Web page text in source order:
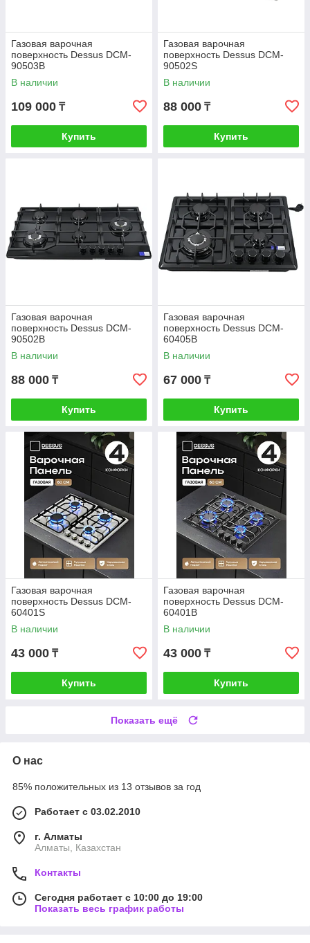
Газовая варочная
поверхность Dessus DCM-
90503B
В наличии
109 000 ₸
Купить
Газовая варочная
поверхность Dessus DCM-
90502S
В наличии
88 000 ₸
Купить
Газовая варочная
поверхность Dessus DCM-
90502B
В наличии
88 000 ₸
Купить
Газовая варочная
поверхность Dessus DCM-
60405B
В наличии
67 000 ₸
Купить
Газовая варочная
поверхность Dessus DCM-
60401S
В наличии
43 000 ₸
Купить
Газовая варочная
поверхность Dessus DCM-
60401B
В наличии
43 000 ₸
Купить
Показать ещё
О нас
85% положительных из 13 отзывов за год
Работает с 03.02.2010
г. Алматы
Алматы, Казахстан
Контакты
Сегодня работает с 10:00 до 19:00
Показать весь график работы